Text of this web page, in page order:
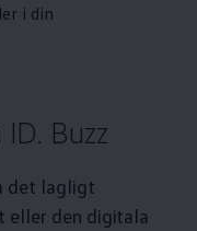
i din
Buzz
det lagligt
eller den digitala